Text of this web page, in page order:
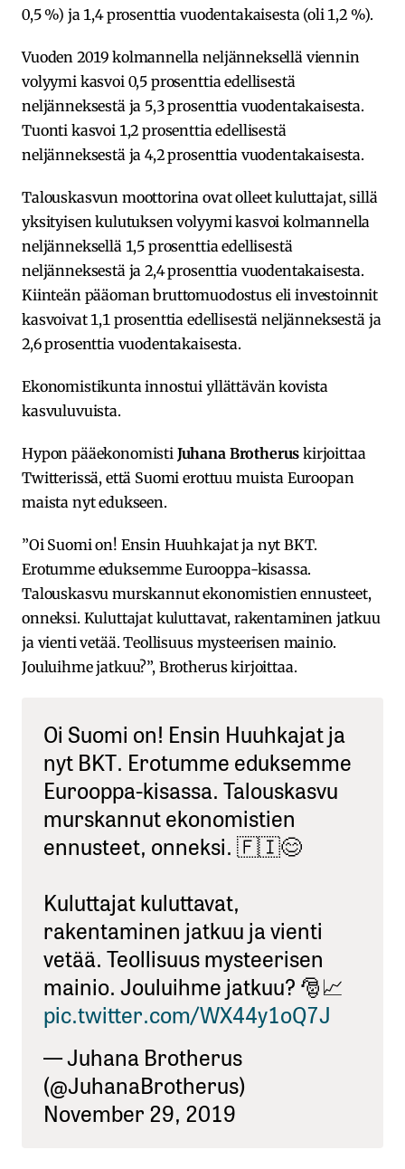
0,5 %) ja 1,4 prosenttia vuodentakaisesta (oli 1,2 %).
Vuoden 2019 kolmannella neljänneksellä viennin
volyymi kasvoi 0,5 prosenttia edellisestä
neljänneksestä ja 5,3 prosenttia vuodentakaisesta.
Tuonti kasvoi 1,2 prosenttia edellisestä
neljänneksestä ja 4,2 prosenttia vuodentakaisesta.
Talouskasvun moottorina ovat olleet kuluttajat, sillä
yksityisen kulutuksen volyymi kasvoi kolmannella
neljänneksellä 1,5 prosenttia edellisestä
neljänneksestä ja 2,4 prosenttia vuodentakaisesta.
Kiinteän pääoman bruttomuodostus eli investoinnit
kasvoivat 1,1 prosenttia edellisestä neljänneksestä ja
2,6 prosenttia vuodentakaisesta.
Ekonomistikunta innostui yllättävän kovista
kasvuluvuista.
Hypon pääekonomisti Juhana Brotherus kirjoittaa
Twitterissä, että Suomi erottuu muista Euroopan
maista nyt edukseen.
”Oi Suomi on! Ensin Huuhkajat ja nyt BKT.
Erotumme eduksemme Eurooppa-kisassa.
Talouskasvu murskannut ekonomistien ennusteet,
onneksi. Kuluttajat kuluttavat, rakentaminen jatkuu
ja vienti vetää. Teollisuus mysteerisen mainio.
Jouluihme jatkuu?”, Brotherus kirjoittaa.
Oi Suomi on! Ensin Huuhkajat ja
nyt BKT. Erotumme eduksemme
Eurooppa-kisassa. Talouskasvu
murskannut ekonomistien
ennusteet, onneksi. 🇫🇮😊
Kuluttajat kuluttavat,
rakentaminen jatkuu ja vienti
vetää. Teollisuus mysteerisen
mainio. Jouluihme jatkuu? 🎅📈
pic.twitter.com/WX44y1oQ7J
— Juhana Brotherus
(@JuhanaBrotherus)
November 29, 2019